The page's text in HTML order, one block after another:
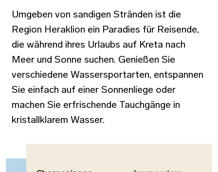
Umgeben von sandigen Stränden ist die
Region Heraklion ein Paradies für Reisende,
die während ihres Urlaubs auf Kreta nach
Meer und Sonne suchen. Genießen Sie
verschiedene Wassersportarten, entspannen
Sie einfach auf einer Sonnenliege oder
machen Sie erfrischende Tauchgänge in
kristallklarem Wasser.